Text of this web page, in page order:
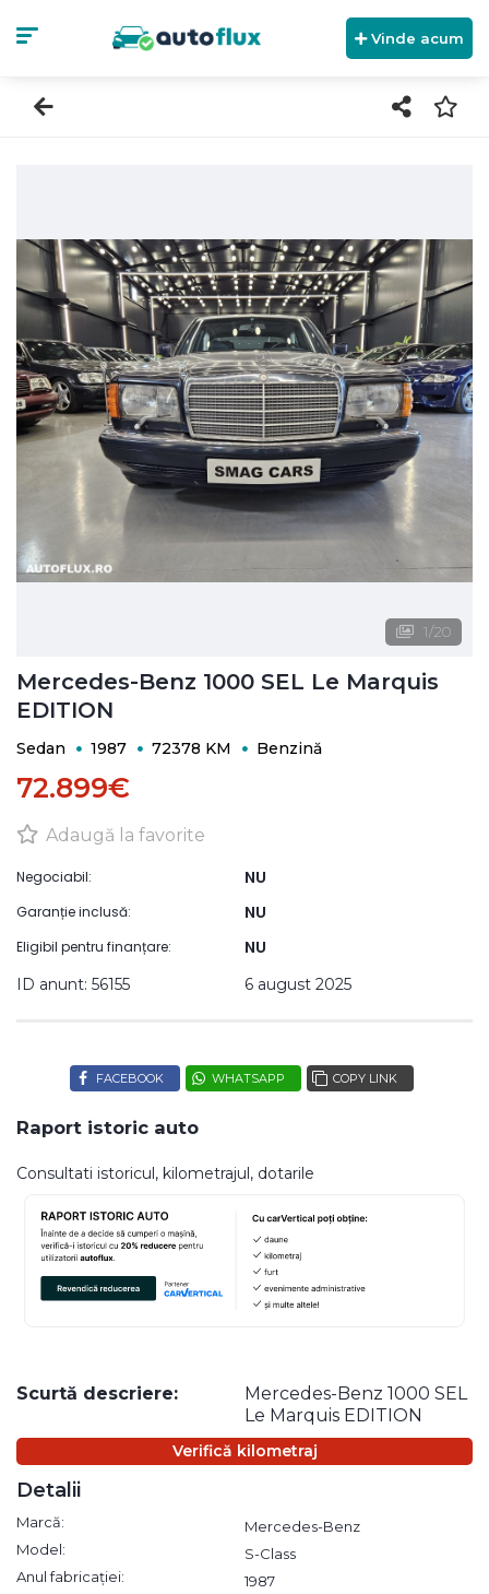
Vinde acum
1/20
Mercedes-Benz 1000 SEL Le Marquis
EDITION
Sedan 1987 72378 KM Benzină
72.899€
Adaugă la favorite
Negociabil: NU
Garanție inclusă: NU
Eligibil pentru finanțare: NU
ID anunt: 56155 6 august 2025
FACEBOOK WHATSAPP COPY LINK
Raport istoric auto
Consultati istoricul, kilometrajul, dotarile
Scurtă descriere:
Mercedes-Benz 1000 SEL
Le Marquis EDITION
Verifică kilometraj
Detalii
Marcă:
Mercedes-Benz
Model:
S-Class
Anul fabricației:
1987